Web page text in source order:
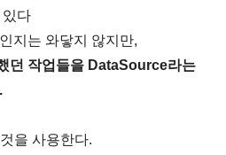
있다
지는 와닿지 않지만,
던 작업들을 DataSource라는
을 사용한다.